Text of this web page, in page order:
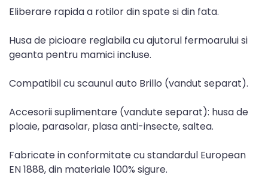
Eliberare rapida a rotilor din spate si din fata.
Husa de picioare reglabila cu ajutorul fermoarului si
geanta pentru mamici incluse.
Compatibil cu scaunul auto Brillo (vandut separat).
Accesorii suplimentare (vandute separat): husa de
ploaie, parasolar, plasa anti-insecte, saltea.
Fabricate in conformitate cu standardul European
EN 1888, din materiale 100% sigure.